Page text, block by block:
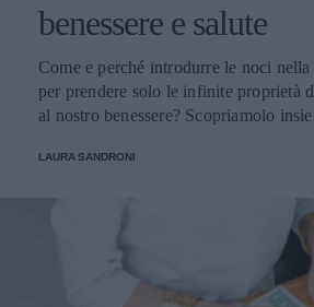
benessere e salute
Come e perché introdurre le noci
per prendere solo le infinite proprietà
al nostro benessere? Scopriamolo
LAURA SANDRONI